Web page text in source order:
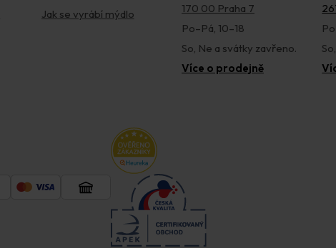
Jak se vyrábí mýdlo
170 00 Praha 7
Po–Pá, 10–18
So, Ne a svátky zavřeno.
Více o prodejně